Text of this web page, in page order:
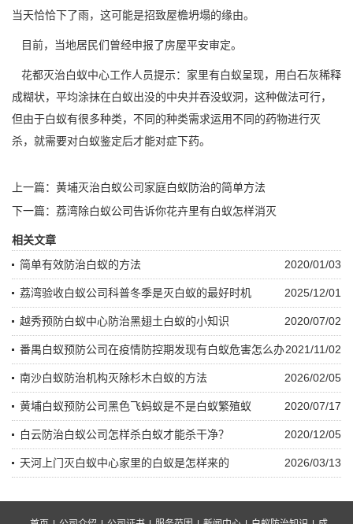
当天恰恰下了雨，这可能是招致屋檐坍塌的缘由。
目前，当地居民们曾经申报了房屋平安审定。
花都灭治白蚁中心工作人员提示：家里有白蚁呈现，用白石灰稀释
成糊状，平均涂抹在白蚁出没的中央并吞没蚁洞，这种做法可行，
但由于白蚁有很多种类，不同的种类需求运用不同的药物进行灭
杀，就需要对白蚁鉴定后才能对症下药。
上一篇： 黄埔灭治白蚁公司家庭白蚁防治的简单方法
下一篇： 荔湾除白蚁公司告诉你花卉里有白蚁怎样消灭
相关文章
2020/01/03
简单有效防治白蚁的方法
2025/12/01
荔湾验收白蚁公司科普冬季是灭白蚁的最好时机
2020/07/02
越秀预防白蚁中心防治黑翅土白蚁的小知识
2021/11/02
番禺白蚁预防公司在疫情防控期发现有白蚁危害怎么办
2026/02/05
南沙白蚁防治机构灭除杉木白蚁的方法
2020/07/17
黄埔白蚁预防公司黑色飞蚂蚁是不是白蚁繁殖蚁
2020/12/05
白云防治白蚁公司怎样杀白蚁才能杀干净？
2026/03/13
天河上门灭白蚁中心家里的白蚁是怎样来的